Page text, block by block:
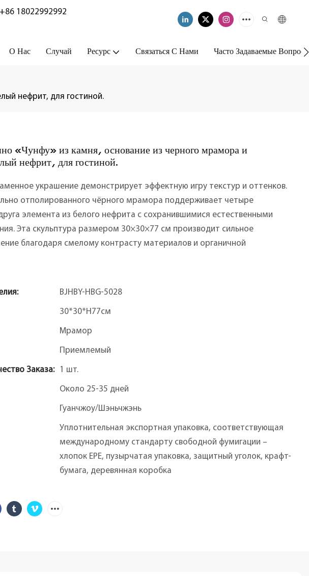
+86 18022992992
О Нас Случай Ресурс Связаться С Нами Часто Задаваемые
нефрит, для гостиной.
«Чунфу» из камня, основание из черного мрамора и
нефрит, для гостиной.
украшение демонстрирует эффектную игру текстур и оттенков.
отполированного чёрного мрамора поддерживает четыре
элемента из белого нефрита с сохранившимися естественными
Эта скульптура размером 30×30×77 см производит сильное
благодаря смелому контрасту материалов и органичной
BJHBY-HBG-5028
30*30*H77см
Мрамор
Приемлемый
Заказа: 1 шт.
Около 25-35 дней
Гуанчжоу/Шэньчжэнь
Уплотнительная экспортная упаковка, соответствующая
международному стандарту свободной фумигации –
хлопок EPE, пузырчатая упаковка, защитный уголок, крафт-
бумага, деревянная коробка